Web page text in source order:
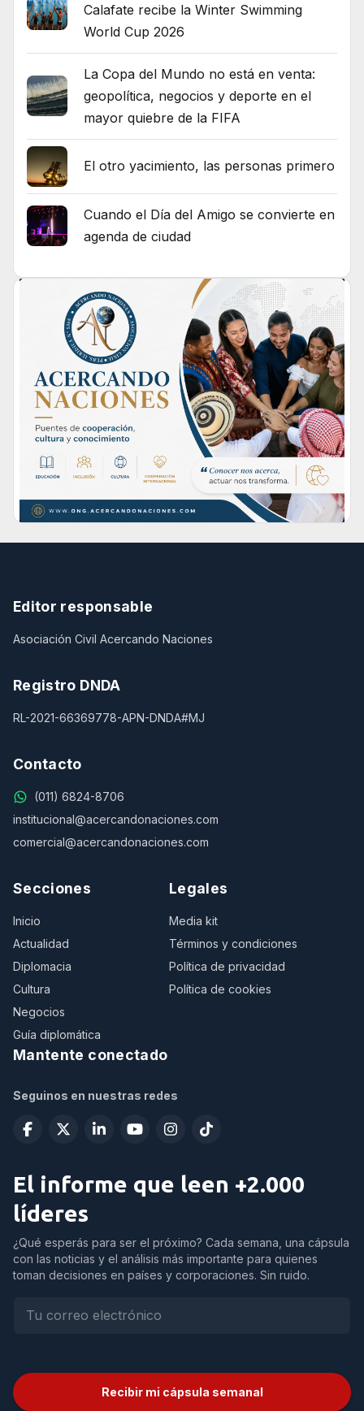
Calafate recibe la Winter Swimming
World Cup 2026
La Copa del Mundo no está en venta:
geopolítica, negocios y deporte en el
mayor quiebre de la FIFA
El otro yacimiento, las personas primero
Cuando el Día del Amigo se convierte en
agenda de ciudad
Editor responsable
Asociación Civil Acercando Naciones
Registro DNDA
RL-2021-66369778-APN-DNDA#MJ
Contacto
(011) 6824-8706
institucional@acercandonaciones.com
comercial@acercandonaciones.com
Secciones
Inicio
Actualidad
Diplomacia
Cultura
Negocios
Guía diplomática
Legales
Media kit
Términos y condiciones
Política de privacidad
Política de cookies
Mantente conectado
Seguinos en nuestras redes
El informe que leen +2.000
líderes
¿Qué esperás para ser el próximo? Cada semana, una cápsula
con las noticias y el análisis más importante para quienes
toman decisiones en países y corporaciones. Sin ruido.
Recibir mi cápsula semanal